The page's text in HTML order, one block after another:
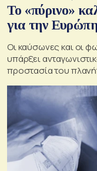
Το «πύρινο»
για την Ευρώπη
Οι καύσωνες και οι
υπάρξει
προστασία του